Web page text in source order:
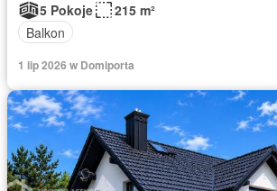
5 Pokoje
215 m²
Balkon
1 lip 2026 w Domiporta